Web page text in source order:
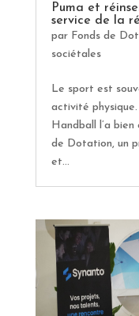
Puma et
service de la
par Fonds de
sociétales
Le sport est
activité
Handball l’a
de Dotation, un
et...